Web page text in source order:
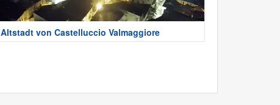
Altstadt von Castelluccio Valmaggiore